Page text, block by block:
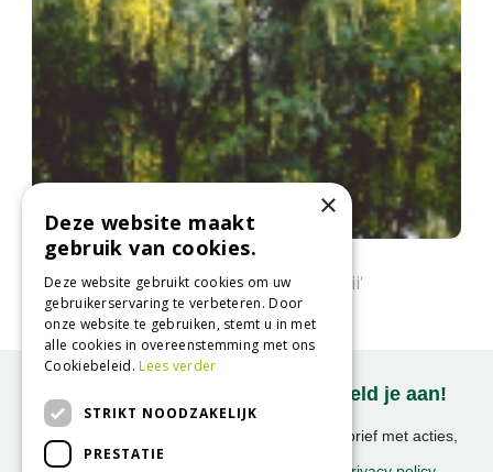
Bastaardgoudenregen
Laburnum x watereri 'Vossii'
Onze nieuwsbrief ontvangen? Meld je aan!
Ontvang ongeveer 1x per week onze nieuwsbrief met acties,
×
Deze website maakt
gebruik van cookies.
Deze website gebruikt cookies om uw
gebruikerservaring te verbeteren. Door
onze website te gebruiken, stemt u in met
alle cookies in overeenstemming met ons
Cookiebeleid.Lees verder
STRIKT NOODZAKELIJK
PRESTATIE